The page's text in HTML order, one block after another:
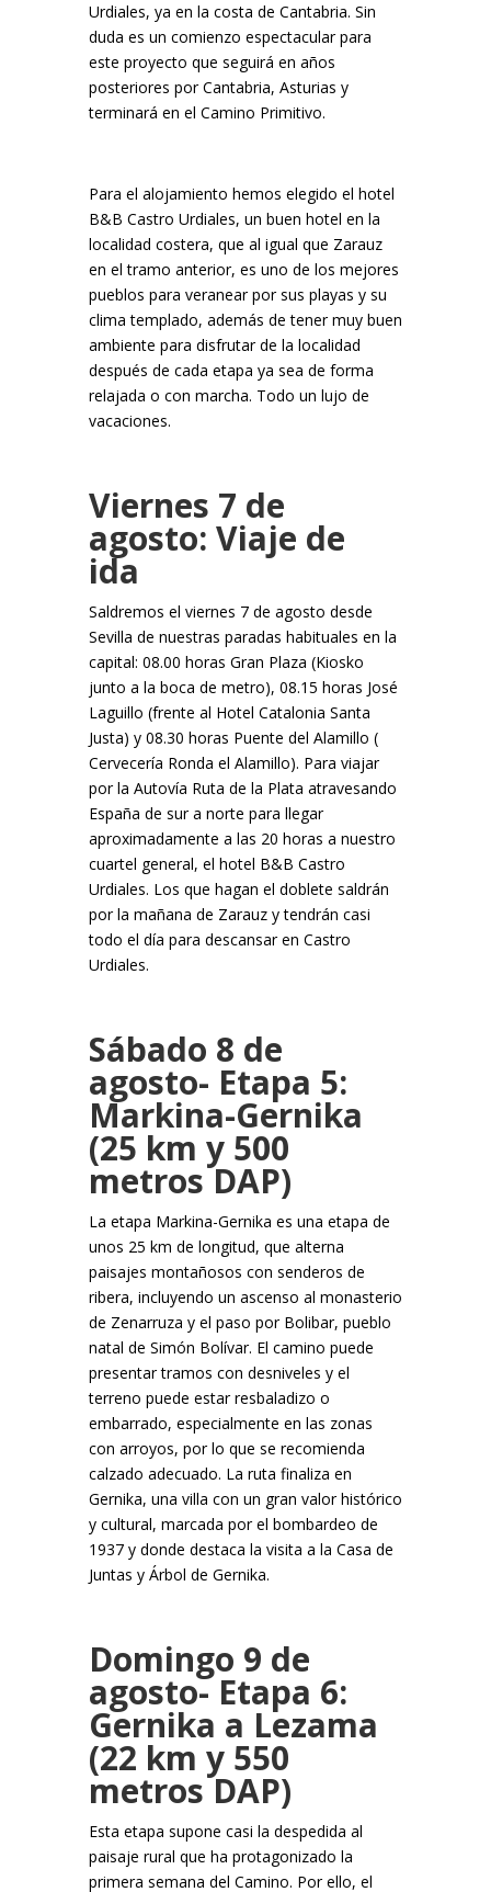
Urdiales, ya en la costa de Cantabria. Sin
duda es un comienzo espectacular para
este proyecto que seguirá en años
posteriores por Cantabria, Asturias y
terminará en el Camino Primitivo.
Para el alojamiento hemos elegido el hotel
B&B Castro Urdiales, un buen hotel en la
localidad costera, que al igual que Zarauz
en el tramo anterior, es uno de los mejores
pueblos para veranear por sus playas y su
clima templado, además de tener muy buen
ambiente para disfrutar de la localidad
después de cada etapa ya sea de forma
relajada o con marcha. Todo un lujo de
vacaciones.
Viernes 7 de
agosto: Viaje de
ida
Saldremos el viernes 7 de agosto desde
Sevilla de nuestras paradas habituales en la
capital: 08.00 horas Gran Plaza (Kiosko
junto a la boca de metro), 08.15 horas José
Laguillo (frente al Hotel Catalonia Santa
Justa) y 08.30 horas Puente del Alamillo (
Cervecería Ronda el Alamillo). Para viajar
por la Autovía Ruta de la Plata atravesando
España de sur a norte para llegar
aproximadamente a las 20 horas a nuestro
cuartel general, el hotel B&B Castro
Urdiales. Los que hagan el doblete saldrán
por la mañana de Zarauz y tendrán casi
todo el día para descansar en Castro
Urdiales.
Sábado 8 de
agosto- Etapa 5:
Markina-Gernika
(25 km y 500
metros DAP)
La etapa Markina-Gernika es una etapa de
unos 25 km de longitud, que alterna
paisajes montañosos con senderos de
ribera, incluyendo un ascenso al monasterio
de Zenarruza y el paso por Bolibar, pueblo
natal de Simón Bolívar. El camino puede
presentar tramos con desniveles y el
terreno puede estar resbaladizo o
embarrado, especialmente en las zonas
con arroyos, por lo que se recomienda
calzado adecuado. La ruta finaliza en
Gernika, una villa con un gran valor histórico
y cultural, marcada por el bombardeo de
1937 y donde destaca la visita a la Casa de
Juntas y Árbol de Gernika.
Domingo 9 de
agosto- Etapa 6:
Gernika a Lezama
(22 km y 550
metros DAP)
Esta etapa supone casi la despedida al
paisaje rural que ha protagonizado la
primera semana del Camino. Por ello, el